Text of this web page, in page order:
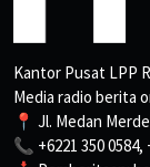
Kantor Pusat LPP
Media radio berita
📍 Jl. Medan
📞 +6221 350 0584,